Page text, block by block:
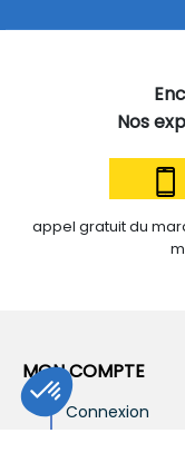
Nos
appel gratuit du
MON COMPTE
Connexion